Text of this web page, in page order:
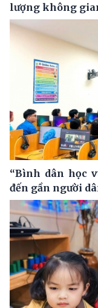
lượng không
“Bình dân học
đến gần người